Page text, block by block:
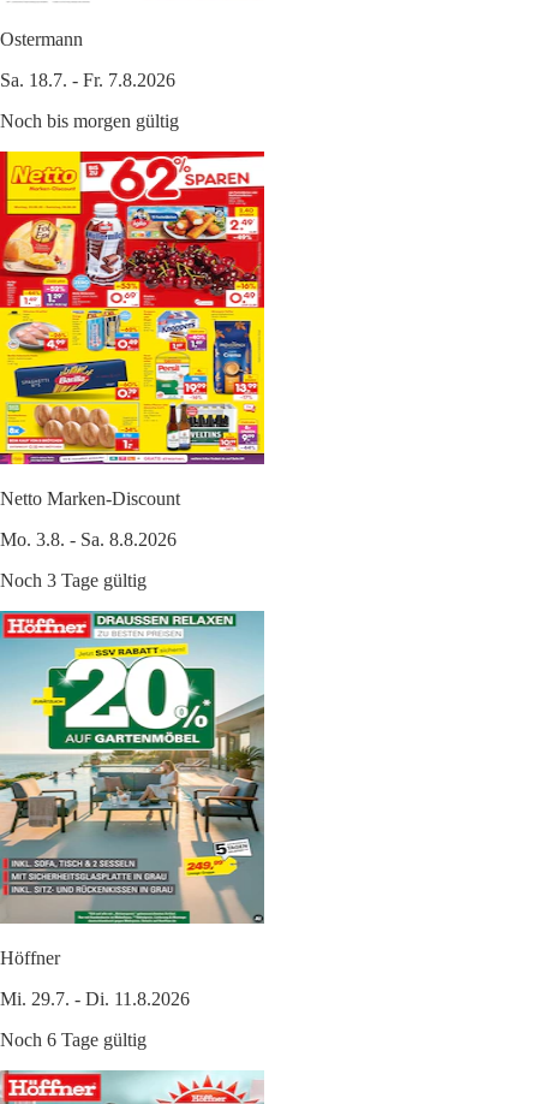
Ostermann
Sa. 18.7. - Fr. 7.8.2026
Noch bis morgen gültig
Netto Marken-Discount
Mo. 3.8. - Sa. 8.8.2026
Noch 3 Tage gültig
Höffner
Mi. 29.7. - Di. 11.8.2026
Noch 6 Tage gültig